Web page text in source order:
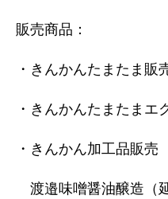
販売商品：
・きんかんたまたま販
・きんかんたまたまエ
・きんかん加工品販売
渡邉味噌醤油醸造（